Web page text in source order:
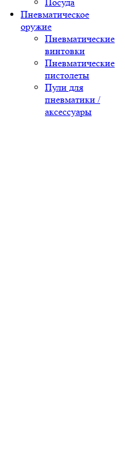
Пневматическое
оружие
Пневматические
винтовки
Пневматические
пистолеты
Пули для
пневматики /
аксессуары